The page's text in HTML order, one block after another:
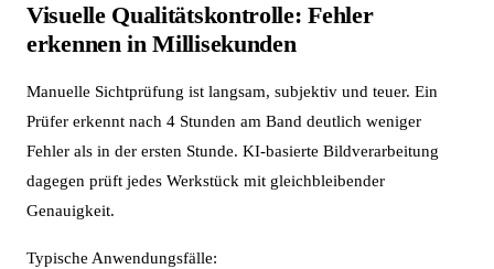
Visuelle Qualitätskontrolle: Fehler
erkennen in Millisekunden
Manuelle Sichtprüfung ist langsam, subjektiv und teuer. Ein
Prüfer erkennt nach 4 Stunden am Band deutlich weniger
Fehler als in der ersten Stunde. KI-basierte Bildverarbeitung
dagegen prüft jedes Werkstück mit gleichbleibender
Genauigkeit.
Typische Anwendungsfälle: